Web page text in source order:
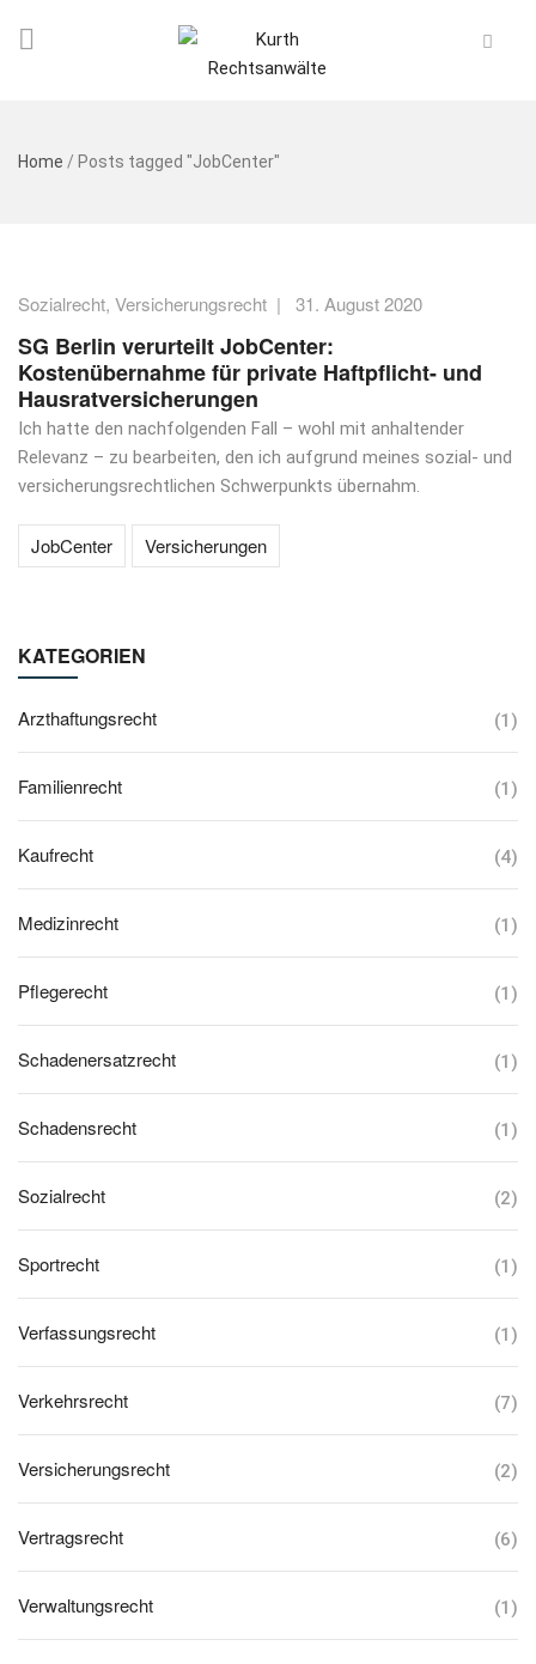
Home / Posts tagged "JobCenter"
Sozialrecht, Versicherungsrecht | 31. August 2020
SG Berlin verurteilt JobCenter:
Kostenübernahme für private Haftpflicht- und
Hausratversicherungen
Ich hatte den nachfolgenden Fall – wohl mit anhaltender
Relevanz – zu bearbeiten, den ich aufgrund meines sozial- und
versicherungsrechtlichen Schwerpunkts übernahm.
JobCenter Versicherungen
KATEGORIEN
Arzthaftungsrecht (1)
Familienrecht (1)
Kaufrecht (4)
Medizinrecht (1)
Pflegerecht (1)
Schadenersatzrecht (1)
Schadensrecht (1)
Sozialrecht (2)
Sportrecht (1)
Verfassungsrecht (1)
Verkehrsrecht (7)
Versicherungsrecht (2)
Vertragsrecht (6)
Verwaltungsrecht (1)